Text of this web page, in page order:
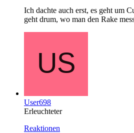
Ich dachte auch erst, es geht um
geht drum, wo man den Rake
User698
Erleuchteter
Reaktionen